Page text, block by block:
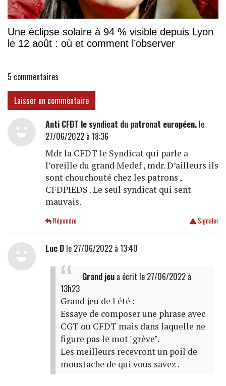
Une éclipse solaire à 94 % visible depuis Lyon
le 12 août : où et comment l’observer
5 commentaires
Laisser un commentaire
Anti CFDT le syndicat du patronat européen.le
27/06/2022 à 18:36
Mdr la CFDT le Syndicat qui parle a
l’oreille du grand Medef , mdr. D’ailleurs ils
sont chouchouté chez les patrons ,
CFDPIEDS . Le seul syndicat qui sent
mauvais.
Signaler
Répondre
Luc Dle 27/06/2022 à 13:40
Grand jeua écrit le 27/06/2022 à
13h23
Grand jeu de l été :
Essaye de composer une phrase avec
CGT ou CFDT mais dans laquelle ne
figure pas le mot "grève".
Les meilleurs recevront un poil de
moustache de qui vous savez .